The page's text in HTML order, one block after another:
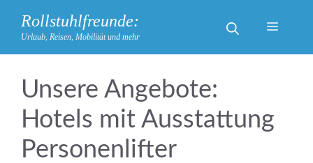
Inhalt
springen
Rollstuhlfreunde:
Urlaub, Reisen, Mobilität und mehr
Menü
Hotels mit Ausstattung
Personenlifter